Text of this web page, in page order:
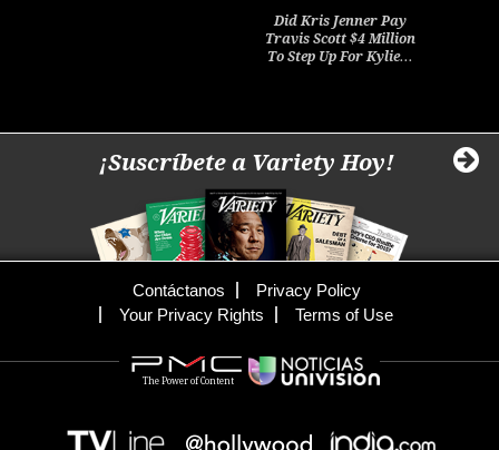
Did Kris Jenner Pay
Travis Scott $4 Million
To Step Up For Kylie…
¡Suscríbete a Variety Hoy!
Contáctanos
Privacy Policy
Your Privacy Rights
Terms of Use
The Power of Content